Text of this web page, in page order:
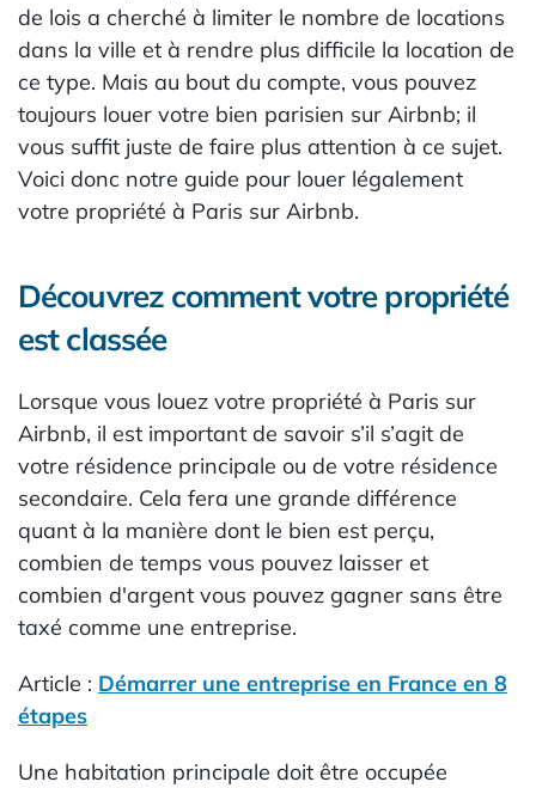
de lois a cherché à limiter le nombre de locations
dans la ville et à rendre plus difficile la location de
ce type. Mais au bout du compte, vous pouvez
toujours louer votre bien parisien sur Airbnb; il
vous suffit juste de faire plus attention à ce sujet.
Voici donc notre guide pour louer légalement
votre propriété à Paris sur Airbnb.
Découvrez comment votre propriété
est classée
Lorsque vous louez votre propriété à Paris sur
Airbnb, il est important de savoir s’il s’agit de
votre résidence principale ou de votre résidence
secondaire. Cela fera une grande différence
quant à la manière dont le bien est perçu,
combien de temps vous pouvez laisser et
combien d'argent vous pouvez gagner sans être
taxé comme une entreprise.
Article : Démarrer une entreprise en France en 8
étapes
Une habitation principale doit être occupée